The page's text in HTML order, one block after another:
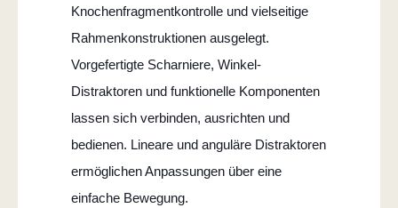
Knochenfragmentkontrolle und vielseitige
Rahmenkonstruktionen ausgelegt.
Vorgefertigte Scharniere, Winkel-
Distraktoren und funktionelle Komponenten
lassen sich verbinden, ausrichten und
bedienen. Lineare und anguläre Distraktoren
ermöglichen Anpassungen über eine
einfache Bewegung.